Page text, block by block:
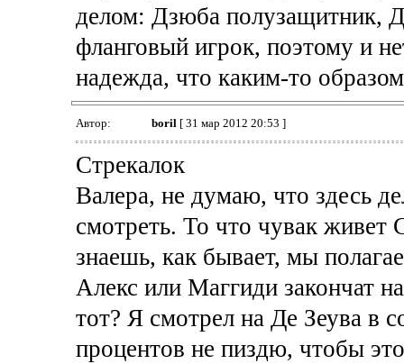
делом: Дзюба полузащитник,
фланговый игрок, поэтому и
надежда, что каким-то
Автор: boril [ 31 мар 2012 20:53 ]
Стрекалок
Валера, не думаю, что здесь
смотреть. То что чувак
знаешь, как бывает, мы
Алекс или Маггиди закончат
тот? Я смотрел на Де Зеува в
процентов не пиздю, чтобы